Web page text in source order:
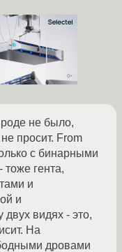
не было,
просит. From
с бинарными
тоже гента,
и
и
видях - это,
На
дровами